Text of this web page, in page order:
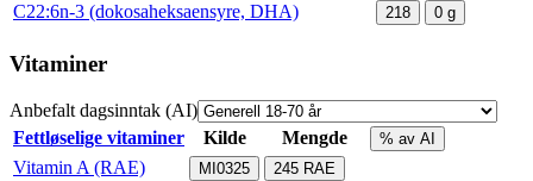
C22:6n-3 (dokosaheksaensyre, DHA) 218 0 g
Vitaminer
Anbefalt dagsinntak (AI)
Fettløselige vitaminer
Kilde Mengde % av AI
Vitamin A (RAE) MI0325 245 RAE